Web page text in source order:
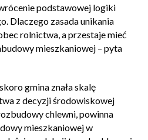
podstawowej logiki
Dlaczego zasada unikania
rolnictwa, a przestaje mieć
mieszkaniowej – pyta
gmina znała skalę
z decyzji środowiskowej
chlewni, powinna
mieszkaniowej w